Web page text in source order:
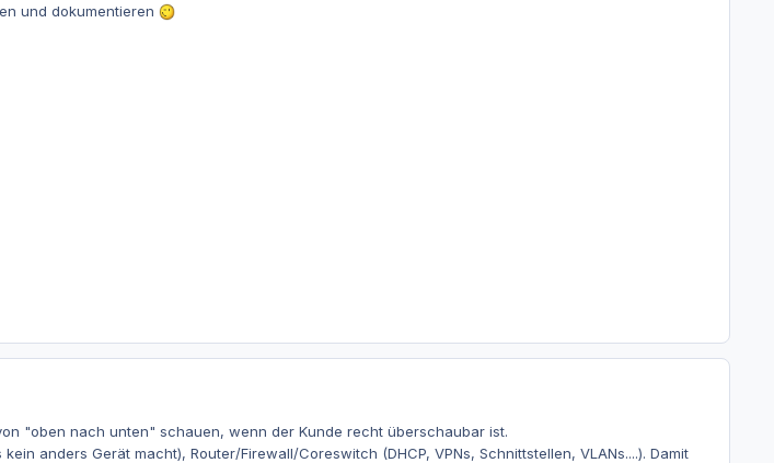
und dokumentieren
"oben nach unten" schauen, wenn der Kunde recht überschaubar ist.
anders Gerät macht), Router/Firewall/Coreswitch (DHCP, VPNs, Schnittstellen, VLANs....). Damit